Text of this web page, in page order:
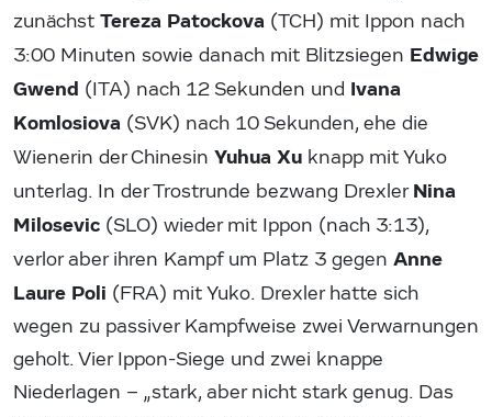
zunächst Tereza Patockova (TCH) mit Ippon nach
3:00 Minuten sowie danach mit Blitzsiegen Edwige
Gwend (ITA) nach 12 Sekunden und Ivana
Komlosiova (SVK) nach 10 Sekunden, ehe die
Wienerin der Chinesin Yuhua Xu knapp mit Yuko
unterlag. In der Trostrunde bezwang DrexlerNina
Milosevic (SLO) wieder mit Ippon (nach 3:13),
verlor aber ihren Kampf um Platz 3 gegen Anne
Laure Poli (FRA) mit Yuko. Drexler hatte sich
wegen zu passiver Kampfweise zwei Verwarnungen
geholt. Vier Ippon-Siege und zwei knappe
Niederlagen – „stark, aber nicht stark genug. Das